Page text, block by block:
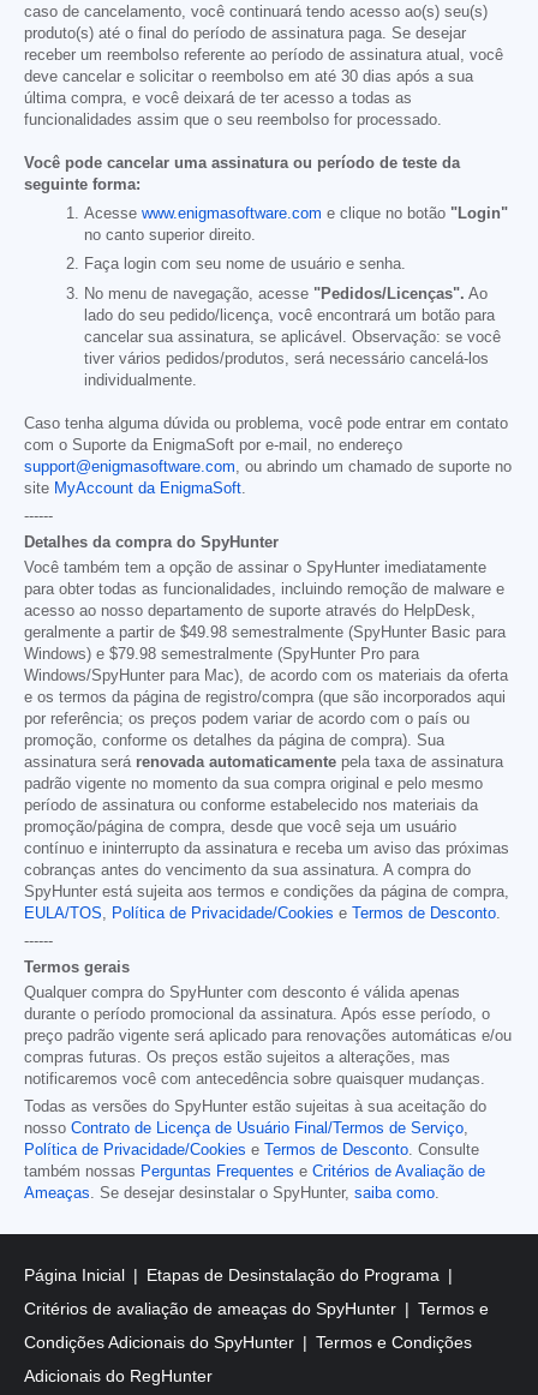
caso de cancelamento, você continuará tendo acesso ao(s) seu(s)
produto(s) até o final do período de assinatura paga. Se desejar
receber um reembolso referente ao período de assinatura atual, você
deve cancelar e solicitar o reembolso em até 30 dias após a sua
última compra, e você deixará de ter acesso a todas as
funcionalidades assim que o seu reembolso for processado.
Você pode cancelar uma assinatura ou período de teste da
seguinte forma:
Acesse www.enigmasoftware.com e clique no botão "Login"
no canto superior direito.
Faça login com seu nome de usuário e senha.
No menu de navegação, acesse "Pedidos/Licenças". Ao
lado do seu pedido/licença, você encontrará um botão para
cancelar sua assinatura, se aplicável. Observação: se você
tiver vários pedidos/produtos, será necessário cancelá-los
individualmente.
Caso tenha alguma dúvida ou problema, você pode entrar em contato
com o Suporte da EnigmaSoft por e-mail, no endereço
support@enigmasoftware.com , ou abrindo um chamado de suporte no
site MyAccount da EnigmaSoft
------
Detalhes da compra do SpyHunter
Você também tem a opção de assinar o SpyHunter imediatamente
para obter todas as funcionalidades, incluindo remoção de malware e
acesso ao nosso departamento de suporte através do HelpDesk,
geralmente a partir de $49.98 semestralmente (SpyHunter Basic para
Windows) e $79.98 semestralmente (SpyHunter Pro para
Windows/SpyHunter para Mac), de acordo com os materiais da oferta
e os termos da página de registro/compra (que são incorporados aqui
por referência; os preços podem variar de acordo com o país ou
promoção, conforme os detalhes da página de compra). Sua
assinatura será renovada automaticamente pela taxa de assinatura
padrão vigente no momento da sua compra original e pelo mesmo
período de assinatura ou conforme estabelecido nos materiais da
promoção/página de compra, desde que você seja um usuário
contínuo e ininterrupto da assinatura e receba um aviso das próximas
cobranças antes do vencimento da sua assinatura. A compra do
SpyHunter está sujeita aos termos e condições da página de compra,
EULA/TOS
Política de Privacidade/Cookies e Termos de Desconto
------
Termos gerais
Qualquer compra do SpyHunter com desconto é válida apenas
durante o período promocional da assinatura. Após esse período, o
preço padrão vigente será aplicado para renovações automáticas e/ou
compras futuras. Os preços estão sujeitos a alterações, mas
notificaremos você com antecedência sobre quaisquer mudanças.
Todas as versões do SpyHunter estão sujeitas à sua aceitação do
nosso Contrato de Licença de Usuário Final/Termos de Serviço
Política de Privacidade/Cookies e Termos de Desconto . Consulte
também nossas Perguntas Frequentes e Critérios de Avaliação de
Ameaças . Se desejar desinstalar o SpyHunter, saiba como
Página Inicial
Etapas de Desinstalação do Programa
Critérios de avaliação de ameaças do SpyHunter
Termos e
Condições Adicionais do SpyHunter
Termos e Condições
Adicionais do RegHunter